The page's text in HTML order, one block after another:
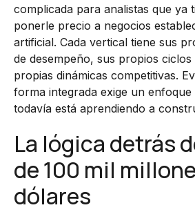
complicada para analistas que ya
ponerle precio a negocios
artificial. Cada vertical tiene sus
de desempeño, sus propios
propias dinámicas competitivas.
forma integrada exige un enfoque
todavía está aprendiendo a
La lógica detrás
de 100 mil
dólares